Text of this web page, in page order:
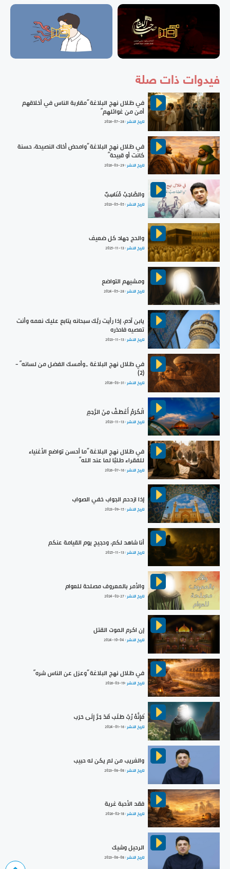
فيدوات ذات صلة
في ظلال نهج البلاغة ”مقاربة الناس في أخلاقهم
أمن من غوائلهم“
تاريخ النشر :2026-07-28
في ظلال نهج البلاغة ”وامحض أخاك النصيحة، حسنة
كانت أو قبيحة“
تاريخ النشر :2026-03-29
والصَّاحِبُ مُنَاسِبٌ
تاريخ النشر :2023-05-05
والحج جهاد كل ضعيف
تاريخ النشر :2025-11-13
ومشيهم التواضع
تاريخ النشر :2024-05-28
يابن آدم، إذا رأيت ربَّك سبحانه يتابع عليك نعمه وأنت
تعصيه فاحذره
تاريخ النشر :2023-11-13
في ظلال نهج البلاغة _وأمسك الفضل من لسانه“ -
(2)
تاريخ النشر :2026-03-31
الْكَرَمُ أَعْطَفُ مِنَ الرَّحِمِ
تاريخ النشر :2023-11-13
في ظلال نهج البلاغة ”ما أحسن تواضع الأغنياء
للفقراء طلبًا لما عند الله“
تاريخ النشر :2026-07-16
إذا ازدحم الجواب خفي الصواب
تاريخ النشر :2023-09-15
أنا شاهد لكم، وحجيج يوم القيامة عنكم
تاريخ النشر :2025-11-13
والأمر بالمعروف مصلحة للعوام
تاريخ النشر :2024-02-27
إن اكرم الموت القتل
تاريخ النشر : 2024-10-04
في ظلال نهج البلاغة ”وعزل عن الناس شره“
تاريخ النشر :2026-03-19
فَإِنَّهُ رُبَّ طَلَب قَدْ جَرَّ إِلَى حَرَب
تاريخ النشر :2024-01-16
والغريب من لم يكن له حبيب
تاريخ النشر :2023-08-08
فقد الأحبة غربة
تاريخ النشر :2026-02-18
الرحيل وشيك
تاريخ النشر :2023-08-08